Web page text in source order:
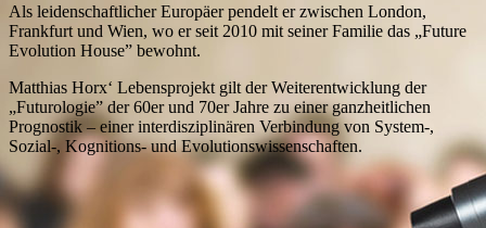
Als leidenschaftlicher Europäer pendelt er zwischen London,
Frankfurt und Wien, wo er seit 2010 mit seiner Familie das „Future
Evolution House” bewohnt.
Matthias Horx‘ Lebensprojekt gilt der Weiterentwicklung der
„Futurologie” der 60er und 70er Jahre zu einer ganzheitlichen
Prognostik – einer interdisziplinären Verbindung von System-,
Sozial-, Kognitions- und Evolutionswissenschaften.